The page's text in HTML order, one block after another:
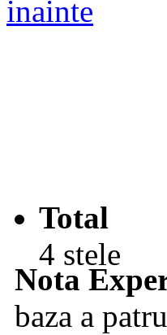
inainte
Total
4 stele
Nota
baza a